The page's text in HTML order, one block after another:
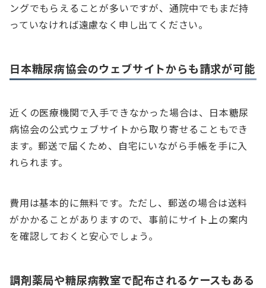
ングでもらえることが多いですが、通院中でもまだ持
っていなければ遠慮なく申し出てください。
日本糖尿病協会のウェブサイトからも請求が可能
近くの医療機関で入手できなかった場合は、日本糖尿
病協会の公式ウェブサイトから取り寄せることもでき
ます。郵送で届くため、自宅にいながら手帳を手に入
れられます。
費用は基本的に無料です。ただし、郵送の場合は送料
がかかることがありますので、事前にサイト上の案内
を確認しておくと安心でしょう。
調剤薬局や糖尿病教室で配布されるケースもある